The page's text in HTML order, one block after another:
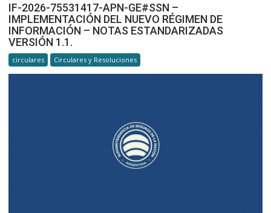
IF-2026-75531417-APN-GE#SSN –
IMPLEMENTACIÓN DEL NUEVO RÉGIMEN DE
INFORMACIÓN – NOTAS ESTANDARIZADAS
VERSIÓN 1.1.
circulares Circulares y Resoluciones